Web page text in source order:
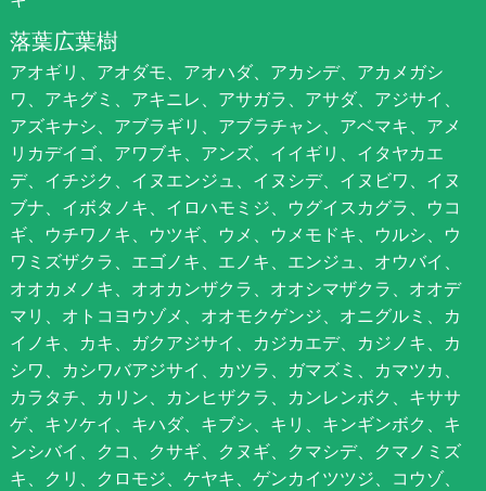
落葉広葉樹
アオギリ、アオダモ、アオハダ、アカシデ、アカメガシ
ワ、アキグミ、アキニレ、アサガラ、アサダ、アジサイ、
アズキナシ、アブラギリ、アブラチャン、アベマキ、アメ
リカデイゴ、アワブキ、アンズ、イイギリ、イタヤカエ
デ、イチジク、イヌエンジュ、イヌシデ、イヌビワ、イヌ
ブナ、イボタノキ、イロハモミジ、ウグイスカグラ、ウコ
ギ、ウチワノキ、ウツギ、ウメ、ウメモドキ、ウルシ、ウ
ワミズザクラ、エゴノキ、エノキ、エンジュ、オウバイ、
オオカメノキ、オオカンザクラ、オオシマザクラ、オオデ
マリ、オトコヨウゾメ、オオモクゲンジ、オニグルミ、カ
イノキ、カキ、ガクアジサイ、カジカエデ、カジノキ、カ
シワ、カシワバアジサイ、カツラ、ガマズミ、カマツカ、
カラタチ、カリン、カンヒザクラ、カンレンボク、キササ
ゲ、キソケイ、キハダ、キブシ、キリ、キンギンボク、キ
ンシバイ、クコ、クサギ、クヌギ、クマシデ、クマノミズ
キ、クリ、クロモジ、ケヤキ、ゲンカイツツジ、コウゾ、